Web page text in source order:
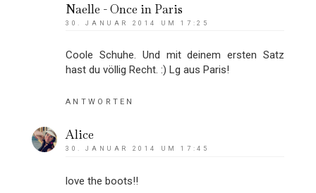
Naelle - Once in Paris
30. JANUAR 2014 UM 17:25
Coole Schuhe. Und mit deinem ersten Satz
hast du völlig Recht. :) Lg aus Paris!
ANTWORTEN
Alice
30. JANUAR 2014 UM 17:45
love the boots!!